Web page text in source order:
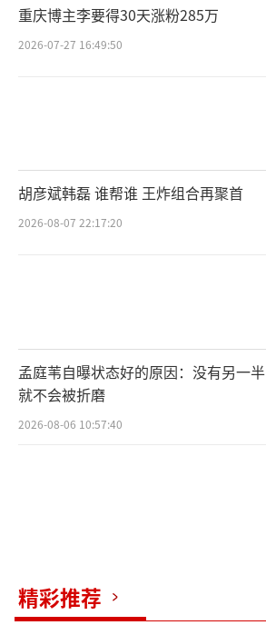
重庆博主李要得30天涨粉285万
2026-07-27 16:49:50
胡彦斌韩磊 谁帮谁 王炸组合再聚首
2026-08-07 22:17:20
孟庭苇自曝状态好的原因：没有另一半
就不会被折磨
2026-08-06 10:57:40
精彩推荐